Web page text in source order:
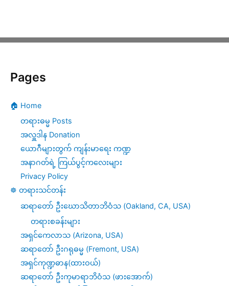
Pages
🏠 Home
တရားဓမ္မ Posts
အလှူဒါန Donation
ယောဂီများတွက် ကျန်းမာရေး ကဏ္ဍ
အနာဂတ်ရဲ့ ကြယ်ပွင့်ကလေးများ
Privacy Policy
☸️ တရားသင်တန်း
ဆရာတော် ဦးဃောသိတာဘိဝံသ (Oakland, CA, USA)
တရားစခန်းများ
အရှင်ကေလာသ (Arizona, USA)
ဆရာတော် ဦးဂရုဓမ္မ (Fremont, USA)
အရှင်ကုဏ္ဍဓာန(ထားဝယ်)
ဆရာတော် ဦးကုမာရာဘိဝံသ (ဖားအောက်)